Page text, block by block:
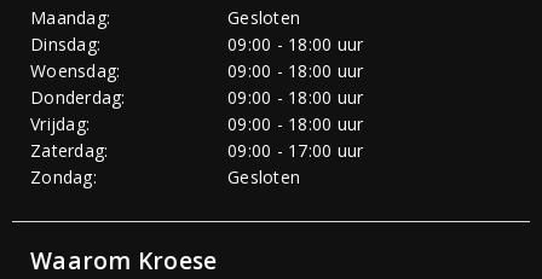
Maandag:
Gesloten
Dinsdag:
09:00 - 18:00 uur
Woensdag:
09:00 - 18:00 uur
Donderdag:
09:00 - 18:00 uur
Vrijdag:
09:00 - 18:00 uur
Zaterdag:
09:00 - 17:00 uur
Zondag:
Gesloten
Waarom Kroese